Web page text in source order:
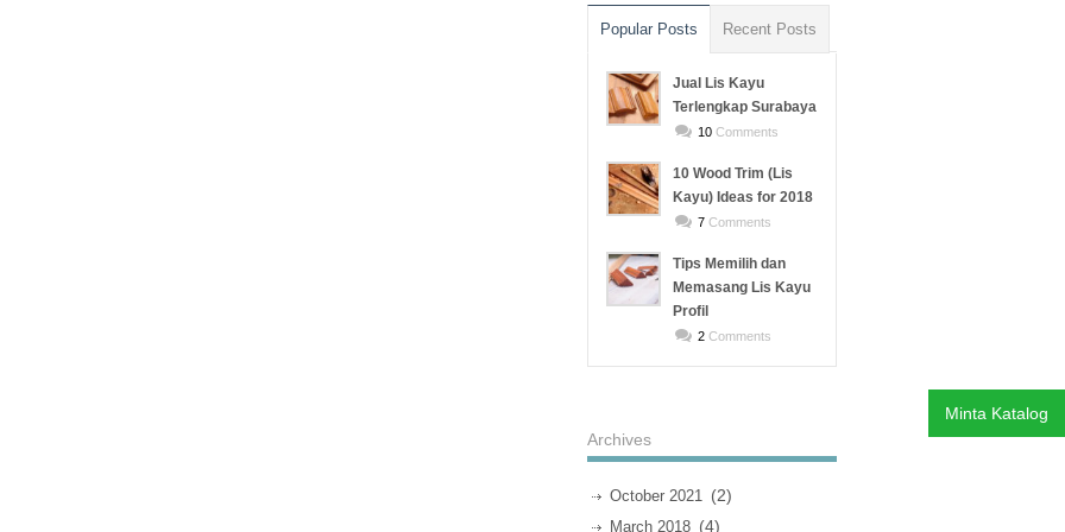
Popular Posts Recent Posts
Jual Lis Kayu
Terlengkap Surabaya
10Comments
10 Wood Trim (Lis
Kayu) Ideas for 2018
7Comments
Tips Memilih dan
Memasang Lis Kayu
Profil
2Comments
Archives
October 2021 (2)
March 2018 (4)
Minta Katalog